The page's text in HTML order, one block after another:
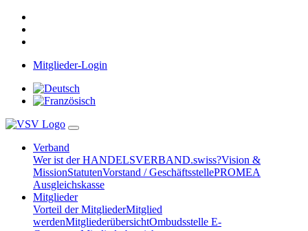
Mitglieder-Login
Verband
Wer ist der HANDELSVERBAND.swiss?Vision &
MissionStatutenVorstand / GeschäftsstellePROMEA
Ausgleichskasse
Mitglieder
Vorteil der MitgliederMitglied
werdenMitgliederübersichtOmbudsstelle E-